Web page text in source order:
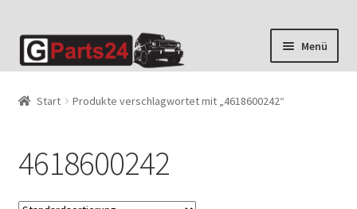
Zur
Navigation
Zum
Inhalt
Menü
Start Produkte verschlagwortet mit „4618600242“
4618600242